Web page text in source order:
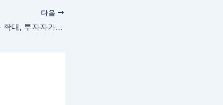
다음
K-방산주 천무 수출 확대, 투자자가 알아야 할 1조 시장의 기회와 위험